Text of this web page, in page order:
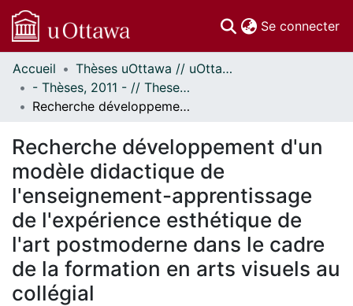
Se connecter
Communautés
et collections
Parcourir
À propos
Accueil
Thèses uOttawa // uOttawa Theses
- Thèses, 2011 - // Theses, 2011 -
Recherche développement d'un modèle didactique de l'enseignement-apprentissage de l'expérience esthétique de l'art postmoderne dans le cadre de la formation en arts visuels au collégial
Recherche développement d'un
modèle didactique de
l'enseignement-apprentissage
de l'expérience esthétique de
l'art postmoderne dans le cadre
de la formation en arts visuels au
collégial